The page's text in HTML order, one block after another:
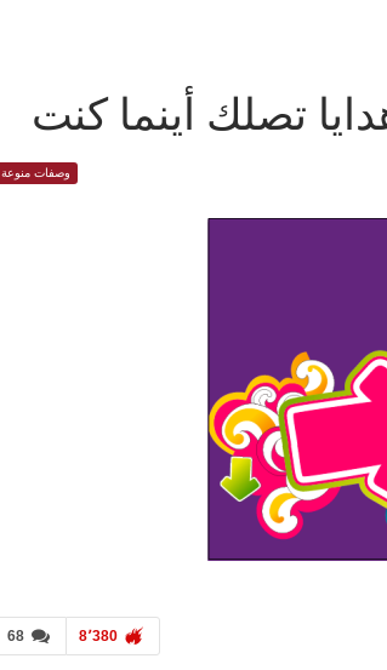
تصلك أينما كنت
وصفات منوعة
68 8٬380